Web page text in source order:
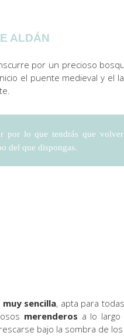
ALDÁN
por un precioso
el puente medieval y el
por lo que tendrás que volver
del que dispongas.
sencilla, apta para
merenderos a lo
bajo la sombra de